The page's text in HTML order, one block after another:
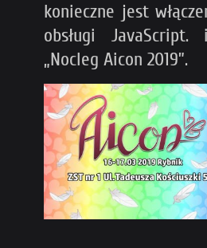
konieczne jest
obsługi JavaScript. i
„Nocleg Aicon 2019”.